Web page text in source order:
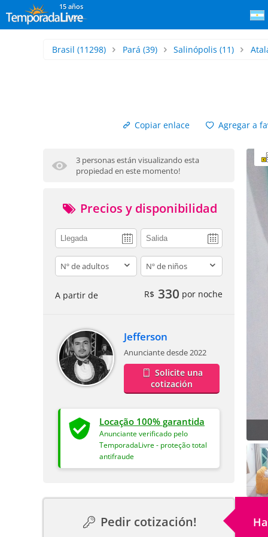
15 años
Brasil (11298) Pará (39) Salinópolis (11)
Copiar enlace
Agregar a
3 personas están visualizando esta
propiedad en este momento!
Precios y disponibilidad
adults children
A partir de R$ 330 por noche
Jefferson
Anunciante desde 2022
Solicite una
cotización
Locação 100% garantida
Anunciante verificado pelo
TemporadaLivre - proteção total
antifraude
Pedir cotización!